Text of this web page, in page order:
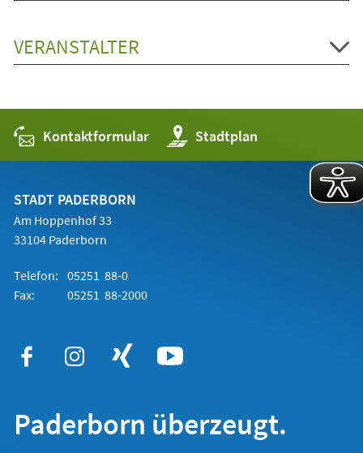
VERANSTALTER
Kontaktformular Stadtplan
(Öffnet
in
einem
STADT PADERBORN
Am Hoppenhof 33
33104 Paderborn
Telefon: 05251 88-0
Fax:
05251 88-2000
Paderborn überzeugt.